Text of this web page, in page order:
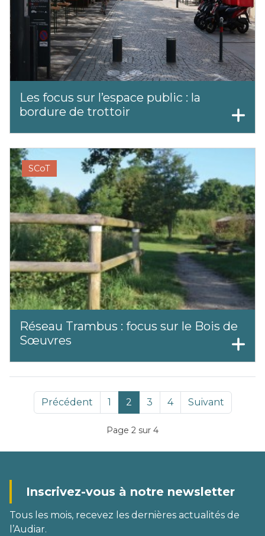
Les focus sur l’espace public : la
bordure de trottoir
SCoT
Réseau Trambus : focus sur le Bois de
Sœuvres
Précédent 1 2 3 4 Suivant
Page 2 sur 4
Inscrivez-vous à notre newsletter
Tous les mois, recevez les dernières actualités de
l’Audiar.